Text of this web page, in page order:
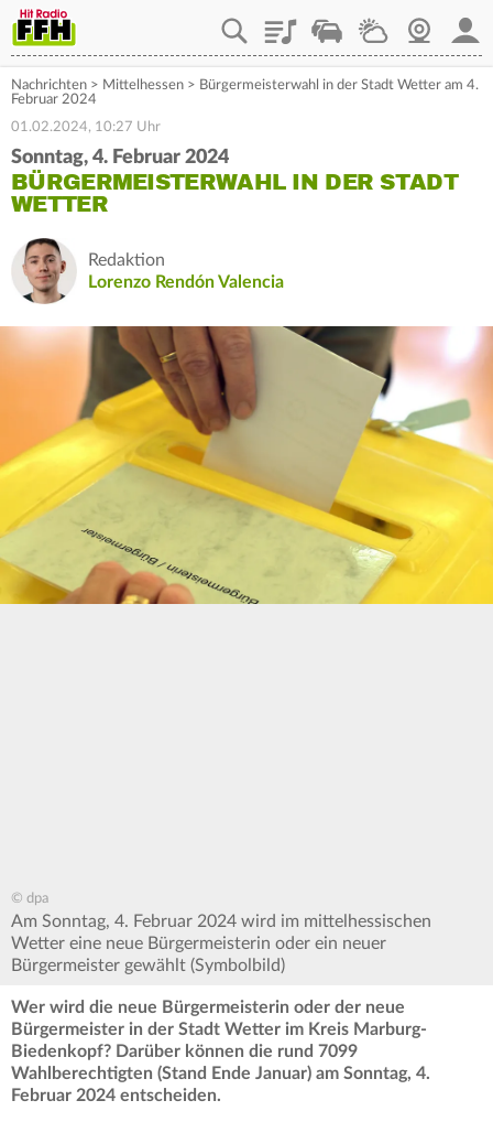
PlaylistStaupilotWetterWebcam
Nachrichten > Mittelhessen > Bürgermeisterwahl in der Stadt Wetter am 4.
Februar 2024
01.02.2024, 10:27 Uhr
Sonntag, 4. Februar 2024
BÜRGERMEISTERWAHL IN DER STADT
WETTER
Redaktion
Lorenzo Rendón Valencia
© dpa
Am Sonntag, 4. Februar 2024 wird im mittelhessischen
Wetter eine neue Bürgermeisterin oder ein neuer
Bürgermeister gewählt (Symbolbild)
Wer wird die neue Bürgermeisterin oder der neue
Bürgermeister in der Stadt Wetter im Kreis Marburg-
Biedenkopf? Darüber können die rund 7099
Wahlberechtigten (Stand Ende Januar) am Sonntag, 4.
Februar 2024 entscheiden.